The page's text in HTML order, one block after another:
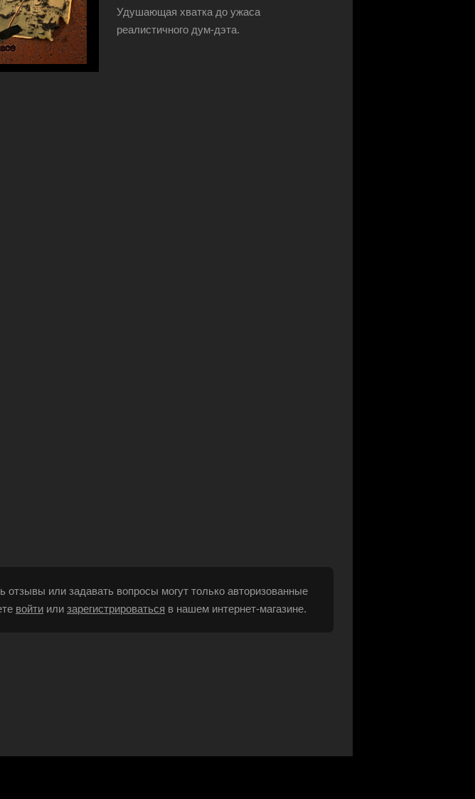
Удушающая хватка до ужаса
реалистичного дум-дэта.
отзывы или задавать вопросы могут только авторизованные
войти или зарегистрироваться в нашем интернет-магазине.